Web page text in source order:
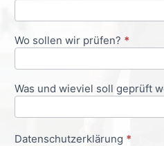
Wo sollen wir prüfen? *
Was und wieviel soll geprüft
Datenschutzerklärung *